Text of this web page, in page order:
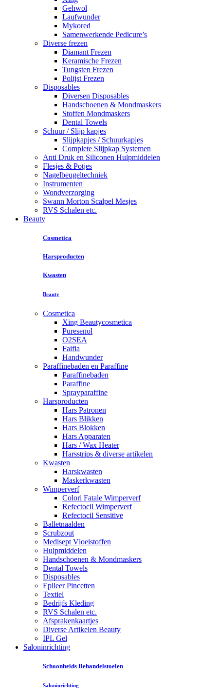
Gehwol
Laufwunder
Mykored
Samenwerkende Pedicure’s
Diverse frezen
Diamant Frezen
Keramische Frezen
Tungsten Frezen
Polijst Frezen
Disposables
Diversen Disposables
Handschoenen & Mondmaskers
Stoffen Mondmaskers
Dental Towels
Schuur / Slijp kapjes
Slijpkapjes / Schuurkapjes
Complete Slijpkap Systemen
Anti Druk en Siliconen Hulpmiddelen
Flesjes & Potjes
Nagelbeugeltechniek
Instrumenten
Wondverzorging
Swann Morton Scalpel Mesjes
RVS Schalen etc.
Beauty
Cosmetica
Harsproducten
Kwasten
Beauty
Cosmetica
Xing Beautycosmetica
Puresenol
O2SEA
Faifia
Handwunder
Paraffinebaden en Paraffine
Paraffinebaden
Paraffine
Sprayparaffine
Harsproducten
Hars Patronen
Hars Blikken
Hars Blokken
Hars Apparaten
Hars / Wax Heater
Harsstrips & diverse artikelen
Kwasten
Harskwasten
Maskerkwasten
Wimperverf
Colori Fatale Wimperverf
Refectocil Wimperverf
Refectocil Sensitive
Balletnaalden
Scrubzout
Medisept Vloeistoffen
Hulpmiddelen
Handschoenen & Mondmaskers
Dental Towels
Disposables
Epileer Pincetten
Textiel
Bedrijfs Kleding
RVS Schalen etc.
Afsprakenkaartjes
Diverse Artikelen Beauty
IPL Gel
Saloninrichting
Schoonheids Behandelstoelen
Saloninrichting